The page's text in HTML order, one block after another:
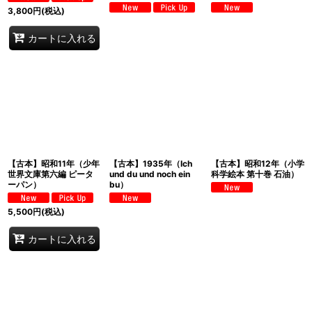
3,800円(税込)
カートに入れる
【古本】昭和11年（少年
世界文庫第六編 ピータ
ーパン）
5,500円(税込)
カートに入れる
【古本】1935年（Ich
und du und noch ein
bu）
【古本】昭和12年（小学
科学絵本 第十巻 石油）